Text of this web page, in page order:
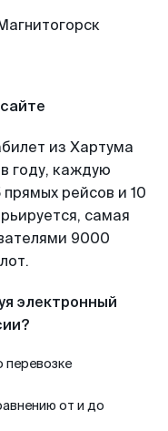
из Хартума
году, каждую
рейсов и 10
самая
9000
электронный
перевозке
от и до